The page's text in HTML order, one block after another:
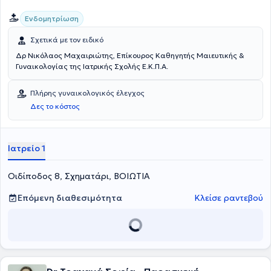
Ενδομητρίωση
Σχετικά με τον ειδικό
Δρ Νικόλαος Μαχαιριώτης, Επίκουρος Καθηγητής Μαιευτικής &
Γυναικολογίας της Ιατρικής Σχολής Ε.Κ.Π.Α.
Πλήρης γυναικολογικός έλεγχος
Δες το κόστος
Ιατρείο 1
Οιδίποδος 8, Σχηματάρι, ΒΟΙΩΤΙΑ
Επόμενη διαθεσιμότητα
Κλείσε ραντεβού